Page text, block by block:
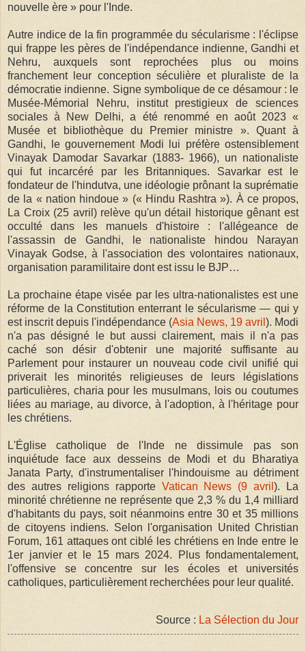
nouvelle ère » pour l'Inde.
Autre indice de la fin programmée du sécularisme : l'éclipse
qui frappe les pères de l'indépendance indienne, Gandhi et
Nehru, auxquels sont reprochées plus ou moins
franchement leur conception séculière et pluraliste de la
démocratie indienne. Signe symbolique de ce désamour : le
Musée-Mémorial Nehru, institut prestigieux de sciences
sociales à New Delhi, a été renommé en août 2023 «
Musée et bibliothèque du Premier ministre ». Quant à
Gandhi, le gouvernement Modi lui préfère ostensiblement
Vinayak Damodar Savarkar (1883- 1966), un nationaliste
qui fut incarcéré par les Britanniques. Savarkar est le
fondateur de l'hindutva, une idéologie prônant la suprématie
de la « nation hindoue » (« Hindu Rashtra »). À ce propos,
La Croix (25 avril) relève qu'un détail historique gênant est
occulté dans les manuels d'histoire : l'allégeance de
l'assassin de Gandhi, le nationaliste hindou Narayan
Vinayak Godse, à l'association des volontaires nationaux,
organisation paramilitaire dont est issu le BJP…
La prochaine étape visée par les ultra-nationalistes est une
réforme de la Constitution enterrant le sécularisme — qui y
est inscrit depuis l'indépendance (Asia News, 19 avril ). Modi
n'a pas désigné le but aussi clairement, mais il n'a pas
caché son désir d'obtenir une majorité suffisante au
Parlement pour instaurer un nouveau code civil unifié qui
priverait les minorités religieuses de leurs législations
particulières, charia pour les musulmans, lois ou coutumes
liées au mariage, au divorce, à l'adoption, à l'héritage pour
les chrétiens.
L'Église catholique de l'Inde ne dissimule pas son
inquiétude face aux desseins de Modi et du Bharatiya
Janata Party, d'instrumentaliser l'hindouisme au détriment
des autres religions rapporte Vatican News (9 avril). La
minorité chrétienne ne représente que 2,3 % du 1,4 milliard
d'habitants du pays, soit néanmoins entre 30 et 35 millions
de citoyens indiens. Selon l'organisation United Christian
Forum, 161 attaques ont ciblé les chrétiens en Inde entre le
1er janvier et le 15 mars 2024. Plus fondamentalement,
l'offensive se concentre sur les écoles et universités
catholiques, particulièrement recherchées pour leur qualité.
Source : La Sélection du Jour